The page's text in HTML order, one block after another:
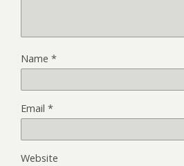
Name *
Email *
Website